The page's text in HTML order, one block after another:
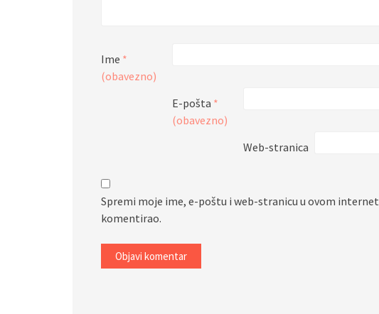
Ime *
(obavezno)
E-pošta *
(obavezno)
Web-stranica
Spremi moje ime, e-poštu i web-stranicu u ovom
komentirao.